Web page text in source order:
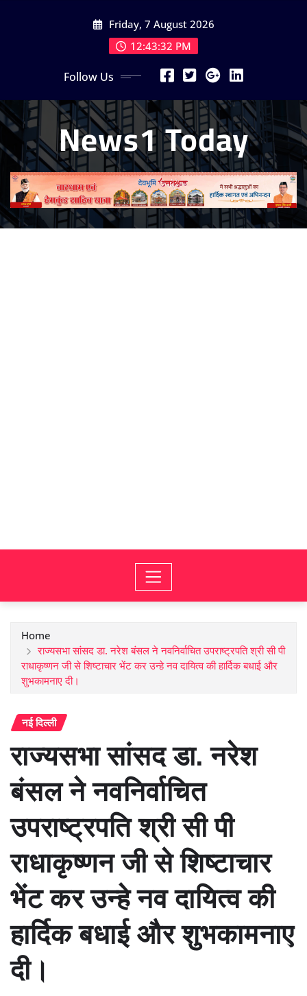
Friday, 7 August 2026
12:43:34 PM
Follow Us
News1 Today
Home
राज्यसभा सांसद डा. नरेश बंसल ने नवनिर्वाचित उपराष्ट्रपति श्री सी पी
राधाकृष्णन जी से शिष्टाचार भेंट कर उन्हे नव दायित्व की हार्दिक बधाई और
शुभकामनाए दी।
नई दिल्ली
राज्यसभा सांसद डा. नरेश
बंसल ने नवनिर्वाचित
उपराष्ट्रपति श्री सी पी
राधाकृष्णन जी से शिष्टाचार
भेंट कर उन्हे नव दायित्व की
हार्दिक बधाई और शुभकामनाए
दी।